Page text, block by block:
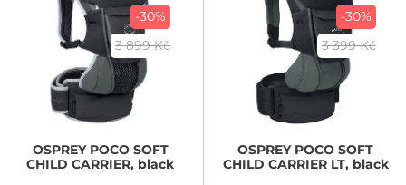
-30%
3 899 Kč
OSPREYPOCO SOFT
CHILD CARRIER, black
-30%
3 399 Kč
OSPREYPOCO SOFT
CHILD CARRIER LT, black